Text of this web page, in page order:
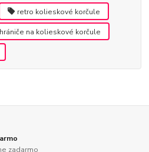
retro kolieskové korčule
na kolieskové korčule
zadarmo